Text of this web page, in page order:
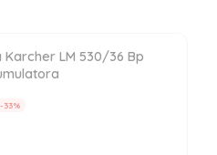
LM 530/36 Bp
-33%